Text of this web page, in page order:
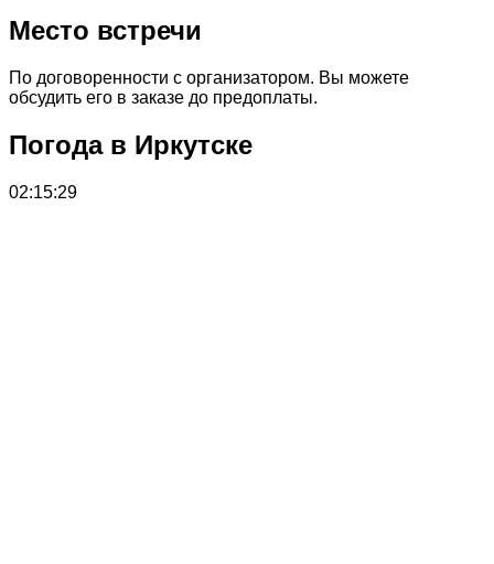
Место встречи
По договоренности с организатором. Вы можете
обсудить его в заказе до предоплаты.
Погода в Иркутске
02:15:29